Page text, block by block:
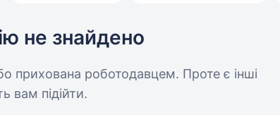
не знайдено
прихована роботодавцем. Проте є інші
вам підійти.